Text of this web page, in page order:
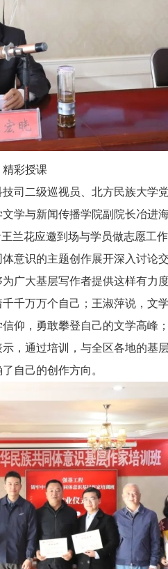
精彩授课
二级巡视员、北方民族大学
学与新闻传播学院副院长冶进
兰花应邀到场与学员做志愿工
意识的主题创作展开深入讨论交
大基层写作者提供这样有力
千万万个自己；王淑萍说，文
仰，勇敢攀登自己的文学高峰
，通过培训，与全区各地的基
自己的创作方向。